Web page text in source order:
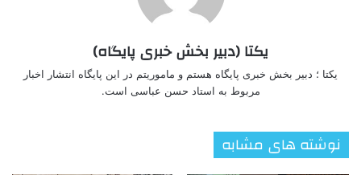
یکتا (دبیر بخش خبری پایگاه)
یکتا ؛ دبیر بخش خبری پایگاه هستم و ماموریتم در این پایگاه انتشار اخبار
مربوط به استاد حسن عباسی است.
نوشته های مشابه